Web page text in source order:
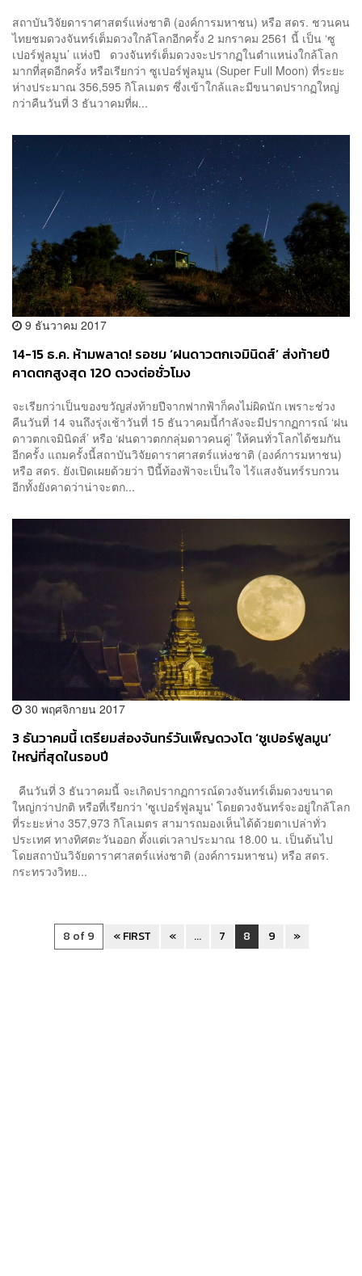
สถาบันวิจัยดาราศาสตร์แห่งชาติ (องค์การมหาชน) หรือ สดร. ชวนคน
ไทยชมดวงจันทร์เต็มดวงใกล้โลกอีกครั้ง 2 มกราคม 2561 นี้ เป็น ‘ซู
เปอร์ฟูลมูน’ แห่งปี ดวงจันทร์เต็มดวงจะปรากฏในตำแหน่งใกล้โลก
มากที่สุดอีกครั้ง หรือเรียกว่า ซูเปอร์ฟูลมูน (Super Full Moon) ที่ระยะ
ห่างประมาณ 356,595 กิโลเมตร ซึ่งเข้าใกล้และมีขนาดปรากฏใหญ่
กว่าคืนวันที่ 3 ธันวาคมที่ผ...
9 ธันวาคม 2017
14-15 ธ.ค. ห้ามพลาด! รอชม ‘ฝนดาวตกเจมินิดส์’ ส่งท้ายปี
คาดตกสูงสุด 120 ดวงต่อชั่วโมง
จะเรียกว่าเป็นของขวัญส่งท้ายปีจากฟากฟ้าก็คงไม่ผิดนัก เพราะช่วง
คืนวันที่ 14 จนถึงรุ่งเช้าวันที่ 15 ธันวาคมนี้กำลังจะมีปรากฏการณ์ ‘ฝน
ดาวตกเจมินิดส์’ หรือ ‘ฝนดาวตกกลุ่มดาวคนคู่’ ให้คนทั่วโลกได้ชมกัน
อีกครั้ง แถมครั้งนี้สถาบันวิจัยดาราศาสตร์แห่งชาติ (องค์การมหาชน)
หรือ สดร. ยังเปิดเผยด้วยว่า ปีนี้ท้องฟ้าจะเป็นใจ ไร้แสงจันทร์รบกวน
อีกทั้งยังคาดว่าน่าจะตก...
30 พฤศจิกายน 2017
3 ธันวาคมนี้ เตรียมส่องจันทร์วันเพ็ญดวงโต ‘ซูเปอร์ฟูลมูน’
ใหญ่ที่สุดในรอบปี
คืนวันที่ 3 ธันวาคมนี้ จะเกิดปรากฏการณ์ดวงจันทร์เต็มดวงขนาด
ใหญ่กว่าปกติ หรือที่เรียกว่า 'ซูเปอร์ฟูลมูน' โดยดวงจันทร์จะอยู่ใกล้โลก
ที่ระยะห่าง 357,973 กิโลเมตร สามารถมองเห็นได้ด้วยตาเปล่าทั่ว
ประเทศ ทางทิศตะวันออก ตั้งแต่เวลาประมาณ 18.00 น. เป็นต้นไป
โดยสถาบันวิจัยดาราศาสตร์แห่งชาติ (องค์การมหาชน) หรือ สดร.
กระทรวงวิทย...
8 of 9 « FIRST « ... 7 8 9 »